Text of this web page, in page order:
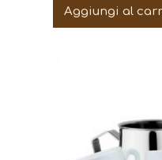
Aggiungi al